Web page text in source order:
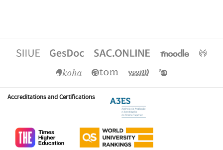
Accreditations and Certifications